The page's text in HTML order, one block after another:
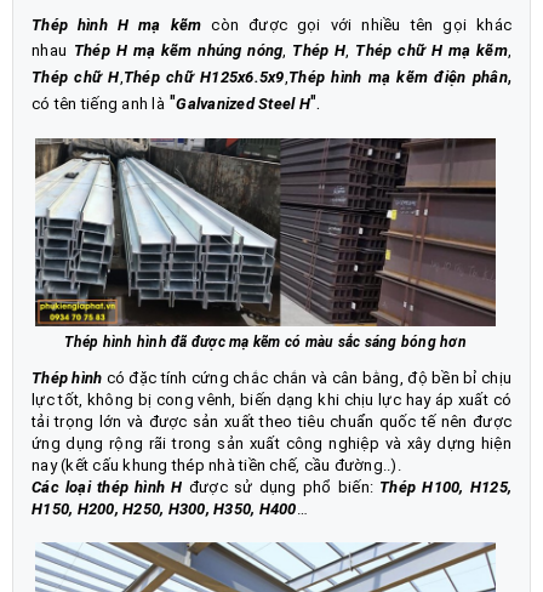
Thép hình H mạ kẽm còn được gọi với nhiều tên gọi khác
nhau Thép H mạ kẽm nhúng nóng, Thép H, Thép chữ H mạ kẽm,
Thép chữ H,Thép chữ H125x6.5x9,Thép hình mạ kẽm điện phân,
có tên tiếng anh là"Galvanized Steel H".
Thép hình hình đã được mạ kẽm có màu sắc sáng bóng hơn
Thép hình có đặc tính cứng chắc chắn và cân bằng, độ bền bỉ chịu
lực tốt, không bị cong vênh, biến dạng khi chịu lực hay áp xuất có
tải trọng lớn và được sản xuất theo tiêu chuẩn quốc tế nên được
ứng dụng rộng rãi trong sản xuất công nghiệp và xây dựng hiện
nay (kết cấu khung thép nhà tiền chế, cầu đường..).
Các loại thép hình H được sử dụng phổ biến: Thép H100, H125,
H150, H200, H250, H300, H350, H400